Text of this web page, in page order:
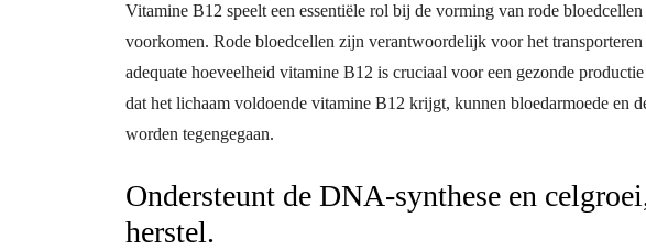
Vitamine B12 speelt een essentiële rol bij de vorming van rode
voorkomen. Rode bloedcellen zijn verantwoordelijk voor het
adequate hoeveelheid vitamine B12 is cruciaal voor een gezonde
dat het lichaam voldoende vitamine B12 krijgt, kunnen bloedarmoede en
worden tegengegaan.
Ondersteunt de DNA-synthese en
herstel.